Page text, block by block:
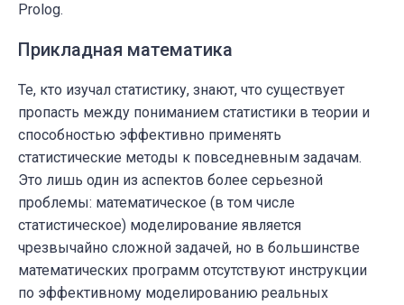
Prolog.
Прикладная математика
Те, кто изучал статистику, знают, что существует
пропасть между пониманием статистики в теории и
способностью эффективно применять
статистические методы к повседневным задачам.
Это лишь один из аспектов более серьезной
проблемы: математическое (в том числе
статистическое) моделирование является
чрезвычайно сложной задачей, но в большинстве
математических программ отсутствуют инструкции
по эффективному моделированию реальных